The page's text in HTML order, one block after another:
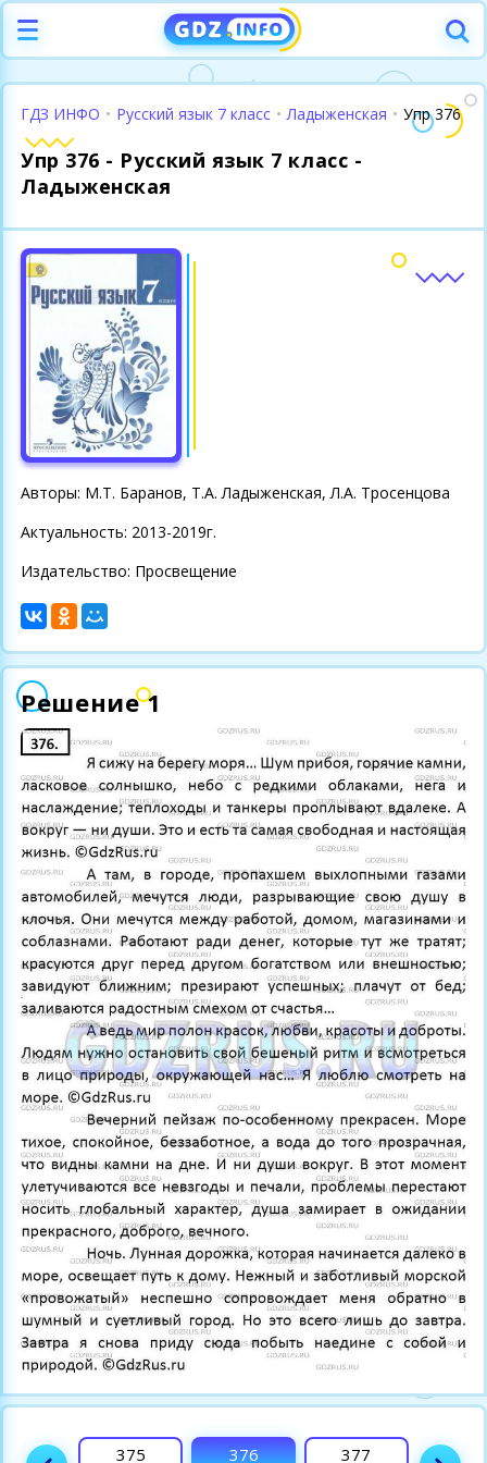
ГДЗ ИНФО • Русский язык 7 класс • Ладыженская • Упр 376
Упр 376 - Русский язык 7 класс -
Ладыженская
Авторы: М.Т. Баранов, Т.А. Ладыженская, Л.А. Тросенцова
Актуальность: 2013-2019г.
Издательство: Просвещение
Решение 1
374 375 376 377 378